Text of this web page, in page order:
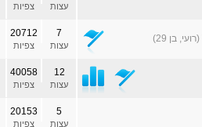
צפיות עצות
(רועי, בן 29) 20712
צפיות
7
עצות
40058
צפיות
12
עצות
20153
צפיות
5
עצות